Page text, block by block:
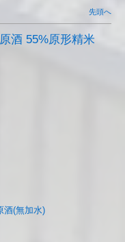
先頭へ
酒 55%原形精米
酒(無加水)